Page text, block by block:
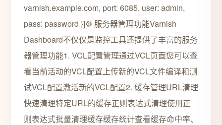
varnish.example.com, port: 6085, user: admin,
pass: password }]⚙️ 服务器管理功能Varnish
Dashboard不仅仅是监控工具还提供了丰富的服务
器管理功能1. VCL配置管理通过VCL页面您可以查
看当前活动的VCL配置上传新的VCL文件编译和测
试VCL配置激活新的VCL配置2. 缓存管理URL清理
快速清理特定URL的缓存正则表达式清理使用正
则表达式批量清理缓存缓存统计查看缓存命中率、